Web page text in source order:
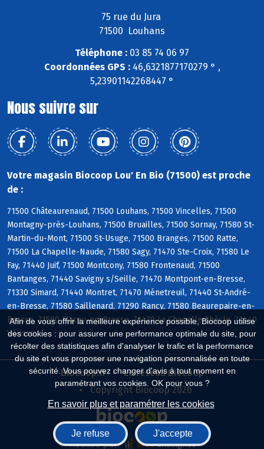
Afin de vous offrir la meilleure expérience possible, Biocoop utilise
des cookies : pour assurer une performance optimale du site, pour
récolter des statistiques afin d'analyser le trafic et la performance
du site et vous proposer une navigation personnalisée en toute
sécurité. Vous pouvez changer d'avis à tout moment en
paramétrant vos cookies. OK pour vous ?
En savoir plus et paramétrer les cookies
Je refuse J'accepte
75 rue du Jura
71500 Louhans
Téléphone : 03 85 74 06 97
Coordonnées GPS :46,6321877170279 ° ,
5,23901142268447 °
Nous suivre sur
Votre magasin Biocoop Lou' En Bio (71500) est proche
de :
71500 Châteaurenaud, 71500 Louhans, 71500 Vincelles, 71500
Montagny-près-Louhans, 71500 Bruailles, 71500 Sornay, 71580 St-
Martin-du-Mont, 71500 St-Usuge, 71500 Branges, 71500 Ratte,
71500 La Chapelle-Naude, 71580 Sagy, 71470 Ste-Croix, 71580 Le
Fay, 71440 Juif, 71500 Montcony, 71580 Frontenaud, 71500
Bantanges, 71440 Savigny s/Seille, 71470 Montpont-en-Bresse,
71330 Simard, 71440 Montret, 71470 Ménetreuil, 71440 St-André-
en-Bresse, 71580 Saillenard, 71290 Rancy, 71580 Beaurepaire-en-
Bresse, 71580 Flacey-en-Bresse, 71470 La Chapelle-Thècle, 71440
Vérissey
Biocoop.fr
Le réseau Biocoop
Copyright Biocoop 2026
Réalisé par